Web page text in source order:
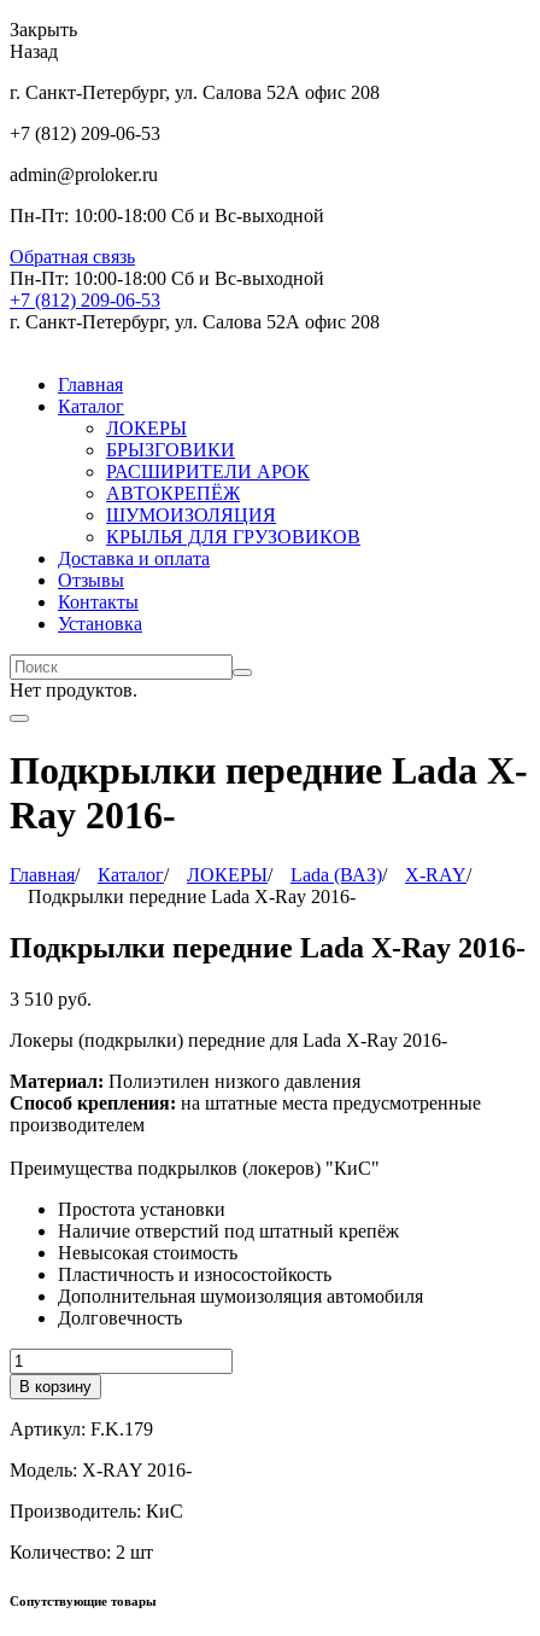
Закрыть
Назад
г. Санкт-Петербург, ул. Салова 52А офис 208
+7 (812) 209-06-53
admin@proloker.ru
Пн-Пт: 10:00-18:00 Сб и Вс-выходной
Обратная связь
Пн-Пт: 10:00-18:00 Сб и Вс-выходной
+7 (812) 209-06-53
г. Санкт-Петербург, ул. Салова 52А офис 208
Главная
Каталог
ЛОКЕРЫ
БРЫЗГОВИКИ
РАСШИРИТЕЛИ АРОК
АВТОКРЕПЁЖ
ШУМОИЗОЛЯЦИЯ
КРЫЛЬЯ ДЛЯ ГРУЗОВИКОВ
Доставка и оплата
Отзывы
Контакты
Установка
Нет продуктов.
Подкрылки передние Lada X-
Ray 2016-
Главная/ Каталог/ ЛОКЕРЫ/ Lada (ВАЗ)/ X-RAY/
Подкрылки передние Lada X-Ray 2016-
Подкрылки передние Lada X-Ray 2016-
3 510 руб.
Локеры (подкрылки) передние для Lada X-Ray 2016-
Материал: Полиэтилен низкого давления
Способ крепления: на штатные места предусмотренные
производителем
Преимущества подкрылков (локеров) "КиС"
Простота установки
Наличие отверстий под штатный крепёж
Невысокая стоимость
Пластичность и износостойкость
Дополнительная шумоизоляция автомобиля
Долговечность
Количество
В корзину
Артикул: F.K.179
Модель: X-RAY 2016-
Производитель: КиС
Количество: 2 шт
Сопутствующие товары